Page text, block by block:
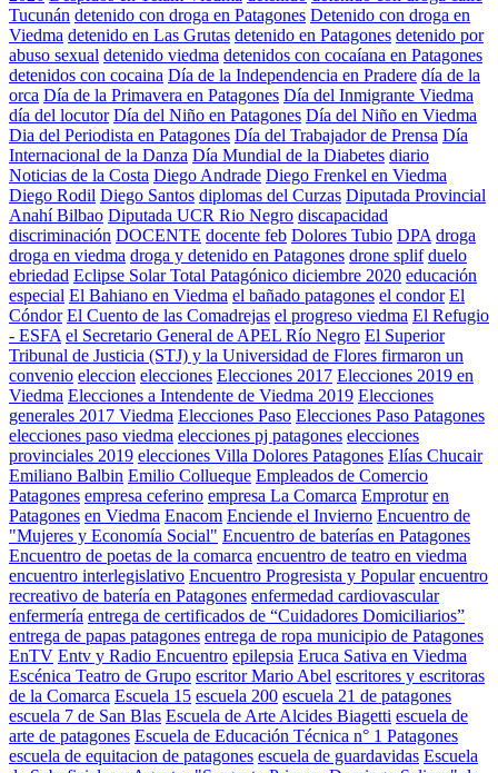
Tucunán detenido con droga en Patagones Detenido con droga en
Viedma detenido en Las Grutas detenido en Patagones detenido por
abuso sexual detenido viedma detenidos con cocaíana en Patagones
detenidos con cocaina Día de la Independencia en Pradere día de la
orca Día de la Primavera en Patagones Día del Inmigrante Viedma
día del locutor Día del Niño en Patagones Día del Niño en Viedma
Dia del Periodista en Patagones Día del Trabajador de Prensa Día
Internacional de la Danza Día Mundial de la Diabetes diario
Noticias de la Costa Diego Andrade Diego Frenkel en Viedma
Diego Rodil Diego Santos diplomas del Curzas Diputada Provincial
Anahí Bilbao Diputada UCR Rio Negro discapacidad
discriminación DOCENTE docente feb Dolores Tubio DPA droga
droga en viedma droga y detenido en Patagones drone splif duelo
ebriedad Eclipse Solar Total Patagónico diciembre 2020 educación
especial El Bahiano en Viedma el bañado patagones el condor El
Cóndor El Cuento de las Comadrejas el progreso viedma El Refugio
- ESFA el Secretario General de APEL Río Negro El Superior
Tribunal de Justicia (STJ) y la Universidad de Flores firmaron un
convenio eleccion elecciones Elecciones 2017 Elecciones 2019 en
Viedma Elecciones a Intendente de Viedma 2019 Elecciones
generales 2017 Viedma Elecciones Paso Elecciones Paso Patagones
elecciones paso viedma elecciones pj patagones elecciones
provinciales 2019 elecciones Villa Dolores Patagones Elías Chucair
Emiliano Balbin Emilio Collueque Empleados de Comercio
Patagones empresa ceferino empresa La Comarca Emprotur en
Patagones en Viedma Enacom Enciende el Invierno Encuentro de
"Mujeres y Economía Social" Encuentro de baterías en Patagones
Encuentro de poetas de la comarca encuentro de teatro en viedma
encuentro interlegislativo Encuentro Progresista y Popular encuentro
recreativo de batería en Patagones enfermedad cardiovascular
enfermería entrega de certificados de “Cuidadores Domiciliarios”
entrega de papas patagones entrega de ropa municipio de Patagones
EnTV Entv y Radio Encuentro epilepsia Eruca Sativa en Viedma
Escénica Teatro de Grupo escritor Mario Abel escritores y escritoras
de la Comarca Escuela 15 escuela 200 escuela 21 de patagones
escuela 7 de San Blas Escuela de Arte Alcides Biagetti escuela de
arte de patagones Escuela de Educación Técnica n° 1 Patagones
escuela de equitacion de patagones escuela de guardavidas Escuela